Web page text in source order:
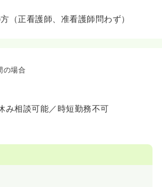
（正看護師、准看護師問わず）
の場合
み相談可能／時短勤務不可